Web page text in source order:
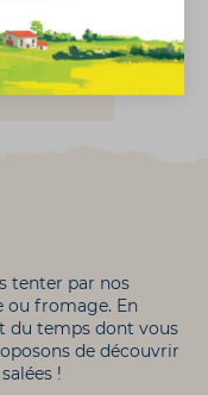
tenter par nos
ou fromage. En
du temps dont vous
de découvrir
!